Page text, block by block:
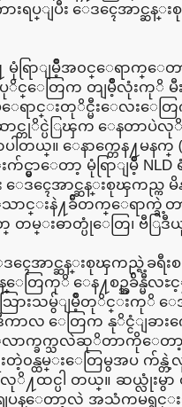
ရပ္ျပီး ေဒၚေအာင္ဆန္း
ရြာျမိဳ့အ၀င္ေရာက္ေတ
င္ေတြက တျမိဳ့လုံးကုိ မီ
ေရာင္းတုိင္မီးေလးေ
င္တုိင္ပဲြၾက ေနတာပဲလုိ႔
ါတယ္။ ေနာက္တေန႔မန
က်င္မွာေတာ့ မုံရြာျမိဳ့
ေဒၚေအာင္ဆန္းစုၾကည္က
ာင္းနဲ႔ခ်ီတက္ေရာက္ခဲ့
တ္ တမ္းဓာတ္ပုံေတြ၊ ဗီြ
ေအာင္ဆန္းစုၾကည္ရဲ့ခရီး
ြန္ေတြကုိ ေန႔စဥ္အခ်ိန္
းသြားသမွ်ျမိဳ့တုိင္းကုိ
ာလ ေတြက နုိင္ငံျခားက
က္ခက္သလဲဆုိတာကိုေတာ့ နုိ
တဲ့၀န္ထမ္းေတြမွအပ က်န္တဲ့
လုိ႔ထင္ပါ တယ္။ ဆယ္လုံးမွာ
ျပန္ေတာ့လဲ အသံကမရွင္